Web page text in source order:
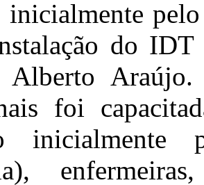
inicialmente
do
foi
inicialmente